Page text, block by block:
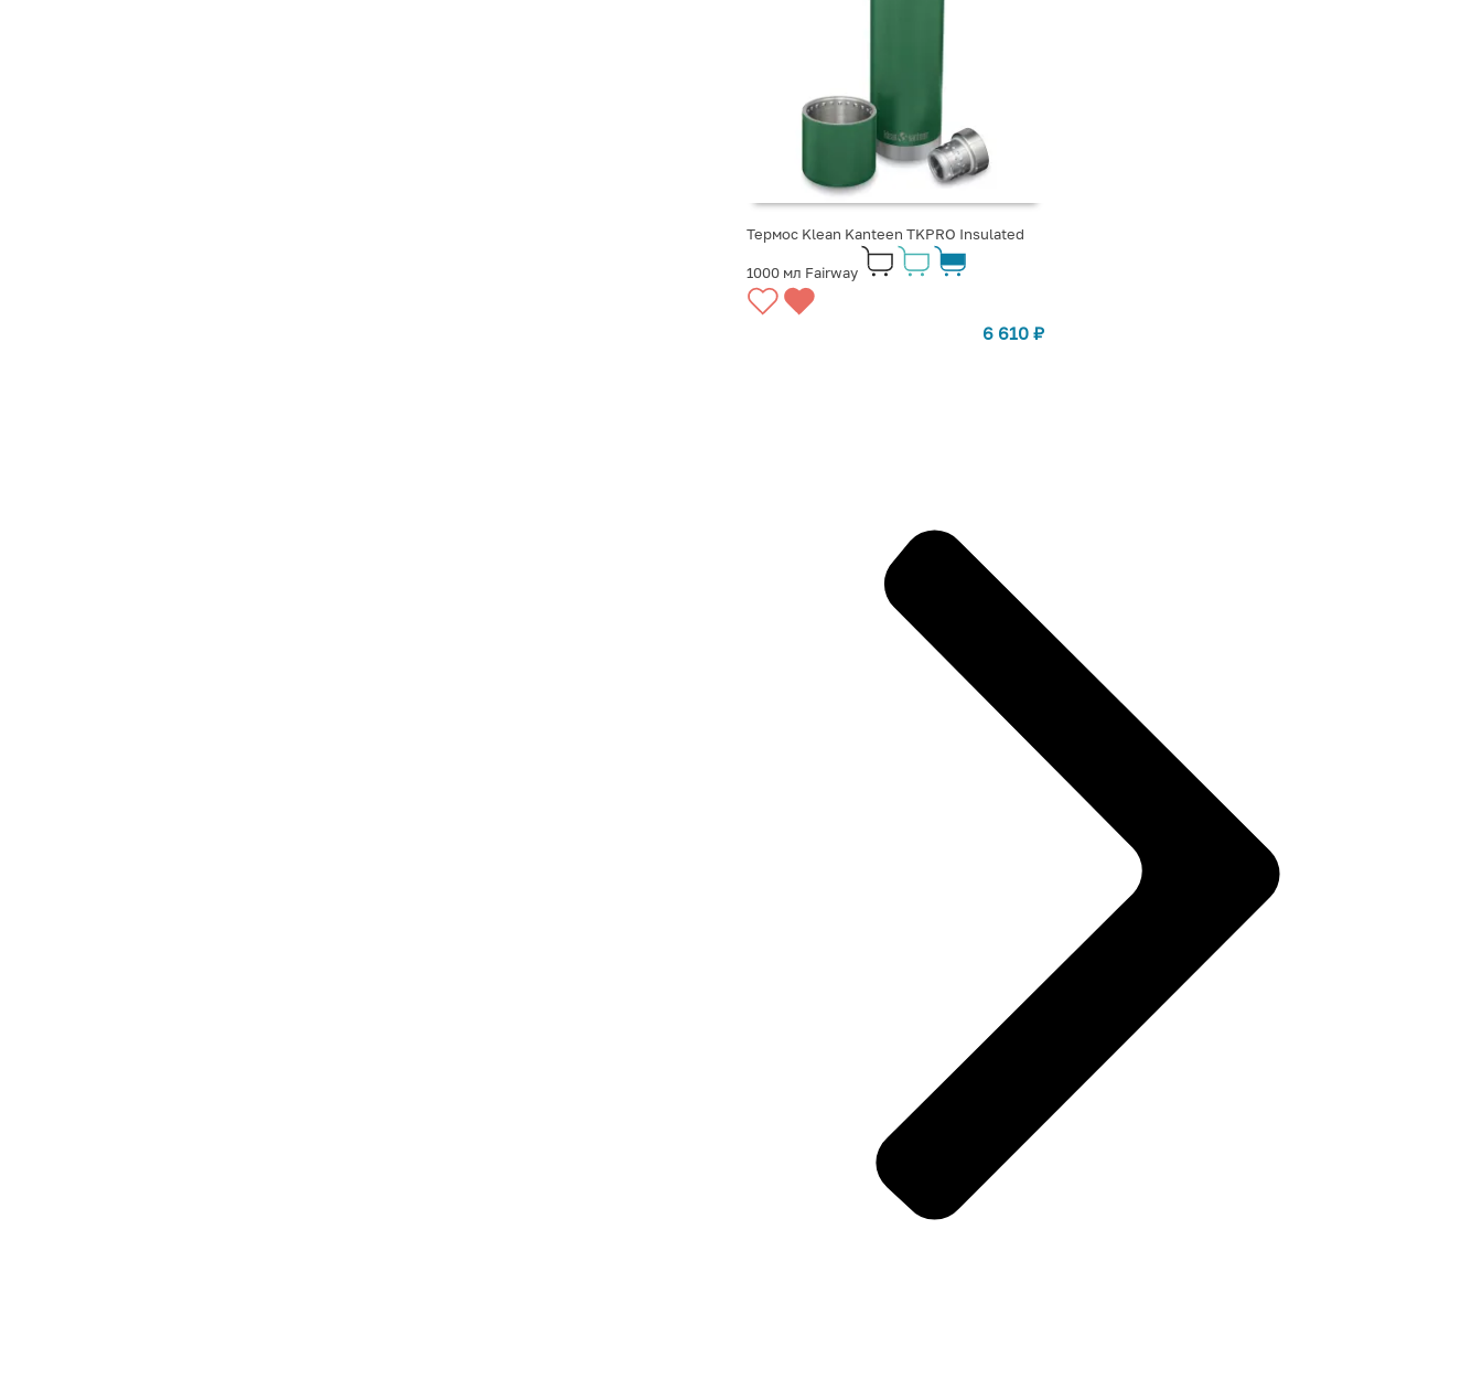
Термос Klean Kanteen TKPRO Insulated
1000 мл Fairway
6 610 ₽